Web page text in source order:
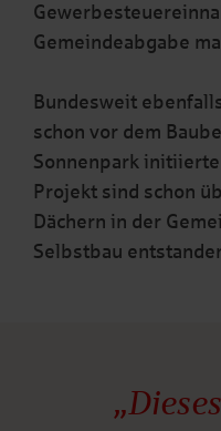
Gemeindeabgabe
Bundesweit
schon vor dem
Sonnenpark
Projekt sind schon
Dächern in der
Selbstbau